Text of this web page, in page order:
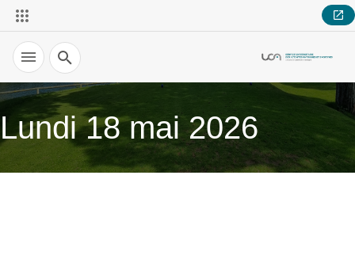
Recherche
Lundi 18 mai 2026